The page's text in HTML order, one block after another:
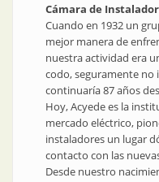
Cámara de
Cuando en 1932 un
mejor manera de
nuestra actividad era
codo, seguramente no
continuaría 87 años
Hoy, Acyede es la
mercado eléctrico,
instaladores un lugar
contacto con las
Desde nuestro